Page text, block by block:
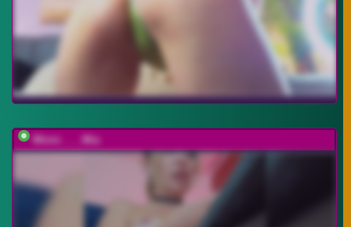
Minni____Mia